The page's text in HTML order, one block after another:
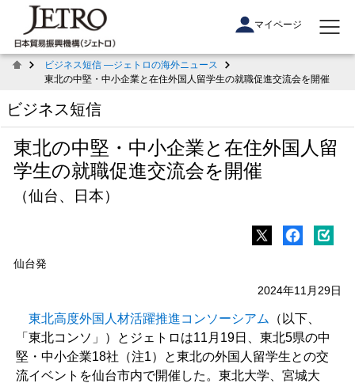
マイページ
ビジネス短信 ―ジェトロの海外ニュース
東北の中堅・中小企業と在住外国人留学生の就職促進交流会を開催
ビジネス短信
東北の中堅・中小企業と在住外国人留
学生の就職促進交流会を開催
（仙台、日本）
仙台発
2024年11月29日
東北高度外国人材活躍推進コンソーシアム
（以下、
「東北コンソ」）とジェトロは11月19日、東北5県の中
堅・中小企業18社（注1）と東北の外国人留学生との交
流イベントを仙台市内で開催した。東北大学、宮城大